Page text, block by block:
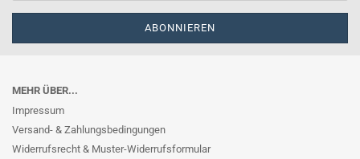
MEHR ÜBER...
Impressum
Versand- & Zahlungsbedingungen
Widerrufsrecht & Muster-Widerrufsformular